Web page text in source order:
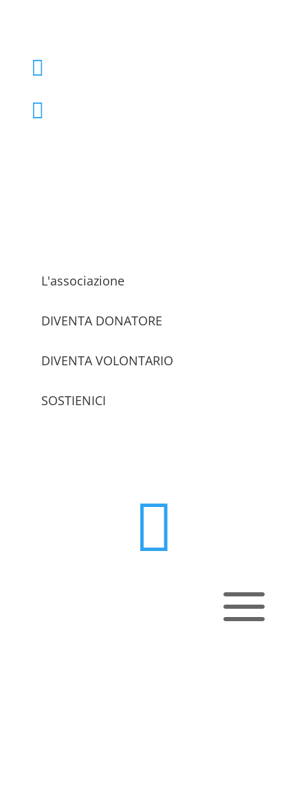


L'associazione
DIVENTA DONATORE
DIVENTA VOLONTARIO
SOSTIENICI

a